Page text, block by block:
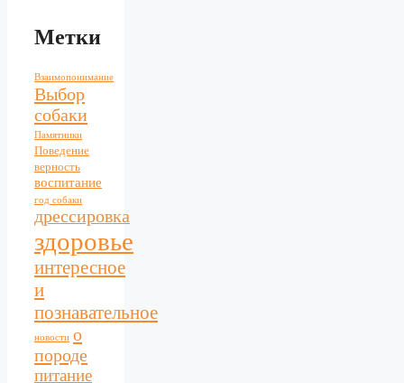
Метки
Взаимопонимание
Выбор
собаки
Памятники
Поведение
верность
воспитание
год собаки
дрессировка
здоровье
интересное
и
познавательное
новости о
породе
питание